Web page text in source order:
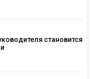
становится